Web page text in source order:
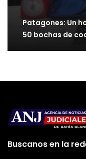
Patagones: Un
50 bochas de
Buscanos en la